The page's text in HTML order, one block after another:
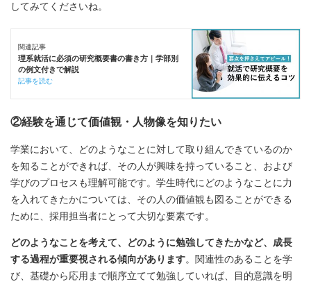
してみてくださいね。
関連記事
理系就活に必須の研究概要書の書き方｜学部別
の例文付きで解説
記事を読む
②経験を通じて価値観・人物像を知りたい
学業において、どのようなことに対して取り組んできているのか
を知ることができれば、その人が興味を持っていること、および
学びのプロセスも理解可能です。学生時代にどのようなことに力
を入れてきたかについては、その人の価値観も図ることができる
ために、採用担当者にとって大切な要素です。
どのようなことを考えて、どのように勉強してきたかなど、成長
する過程が重要視される傾向があります。関連性のあることを学
び、基礎から応用まで順序立てて勉強していれば、目的意識を明